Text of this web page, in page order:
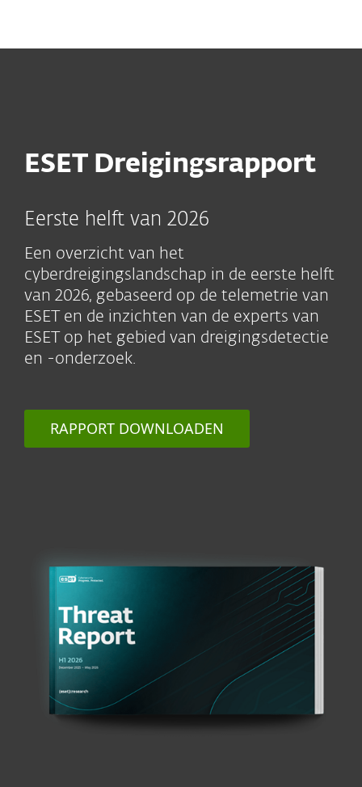
ESET Dreigingsrapport
Eerste helft van 2026
Een overzicht van het
cyberdreigingslandschap in de eerste helft
van 2026, gebaseerd op de telemetrie van
ESET en de inzichten van de experts van
ESET op het gebied van dreigingsdetectie
en -onderzoek.
RAPPORT DOWNLOADEN